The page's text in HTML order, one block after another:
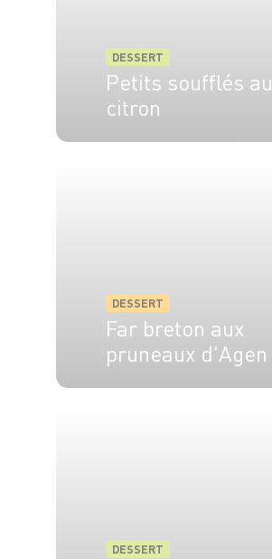
DESSERT
Petits soufflés au
citron
DESSERT
Far breton aux
pruneaux d'Agen
DESSERT